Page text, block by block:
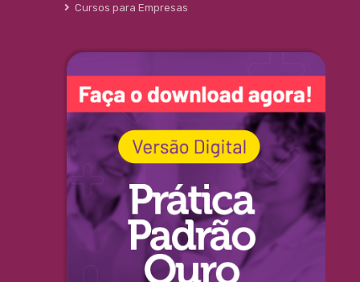
Cursos para Empresas